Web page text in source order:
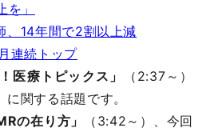
」
、14年間で2割以上減
連続トップ
医療トピックス」
（2:37～）
に関する話題です。
の在り方」
（3:42～）、今回